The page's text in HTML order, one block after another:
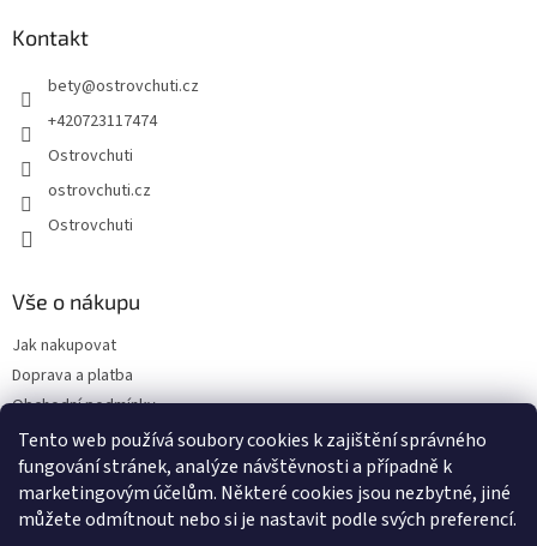
Tento web používá soubory cookies k zajištění správného
fungování stránek, analýze návštěvnosti a případně k
marketingovým účelům. Některé cookies jsou nezbytné, jiné
můžete odmítnout nebo si je nastavit podle svých preferencí.
Kontakt
bety@ostrovchuti.cz
+420723117474
Ostrovchuti
ostrovchuti.cz
Ostrovchuti
Vše o nákupu
Jak nakupovat
Doprava a platba
Obchodní podmínky
Podmínky ochrany osobních údajů
Předplatné
O nás
Sezónnost exotického ovoce